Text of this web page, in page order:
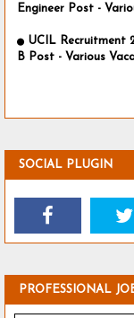
Engineer Post -
UCIL Recruitment
B Post - Various
SOCIAL PLUGIN
PROFESSIONAL